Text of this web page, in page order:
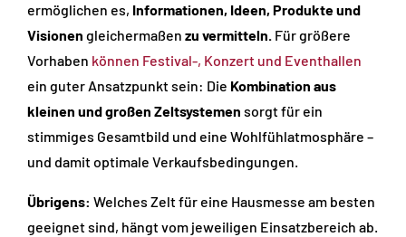
ermöglichen es, Informationen, Ideen, Produkte und
Visionen gleichermaßen zu vermitteln. Für größere
Vorhaben können Festival-, Konzert und Eventhallen
ein guter Ansatzpunkt sein: Die Kombination aus
kleinen und großen Zeltsystemen sorgt für ein
stimmiges Gesamtbild und eine Wohlfühlatmosphäre –
und damit optimale Verkaufsbedingungen.
Übrigens: Welches Zelt für eine Hausmesse am besten
geeignet sind, hängt vom jeweiligen Einsatzbereich ab.